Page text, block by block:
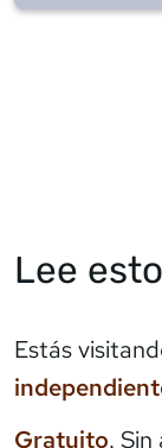
Lee
Estás
Gratuito. Sin